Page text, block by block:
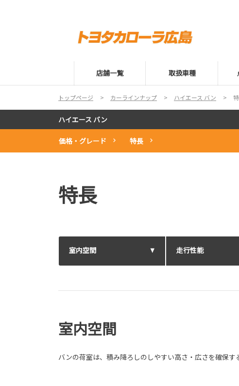
店舗一覧 取扱車種
トップページ カーラインナップ ハイエース バン
ハイエース バン
価格・グレード 特長
特長
室内空間 走行性能
室内空間
バンの荷室は、積み降ろしのしやすい高さ・広さを確保